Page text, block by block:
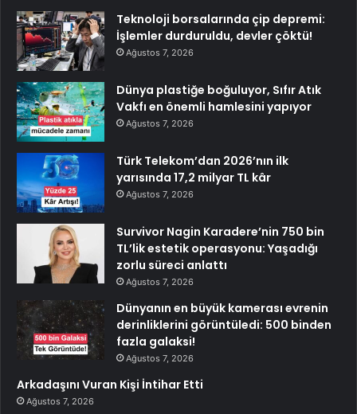
Teknoloji borsalarında çip depremi:
İşlemler durduruldu, devler çöktü!
Ağustos 7, 2026
Dünya plastiğe boğuluyor, Sıfır Atık
Vakfı en önemli hamlesini yapıyor
Ağustos 7, 2026
Türk Telekom’dan 2026’nın ilk
yarısında 17,2 milyar TL kâr
Ağustos 7, 2026
Survivor Nagin Karadere’nin 750 bin
TL’lik estetik operasyonu: Yaşadığı
zorlu süreci anlattı
Ağustos 7, 2026
Dünyanın en büyük kamerası evrenin
derinliklerini görüntüledi: 500 binden
fazla galaksi!
Ağustos 7, 2026
Arkadaşını Vuran Kişi İntihar Etti
Ağustos 7, 2026